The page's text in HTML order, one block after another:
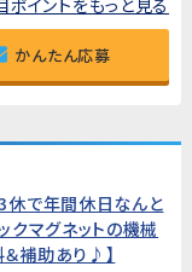
かんたん応募
休で年間休日なんと
クマグネットの機械
＆補助あり♪】